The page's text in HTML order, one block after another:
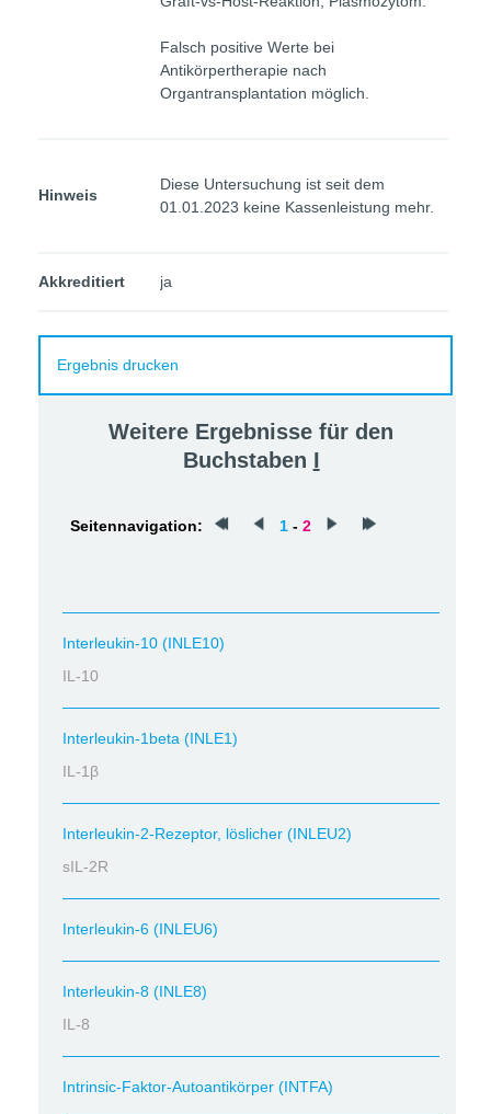
Falsch positive Werte bei
Antikörpertherapie nach
Organtransplantation möglich.
Hinweis
Diese Untersuchung ist seit dem
01.01.2023 keine Kassenleistung mehr.
Akkreditiert ja
Ergebnis drucken
Weitere Ergebnisse für den
Buchstaben I
Seitennavigation: 1 - 2
Interleukin-10 (INLE10)
IL-10
Interleukin-1beta (INLE1)
IL-1β
Interleukin-2-Rezeptor, löslicher (INLEU2)
sIL-2R
Interleukin-6 (INLEU6)
Interleukin-8 (INLE8)
IL-8
Intrinsic-Faktor-Autoantikörper (INTFA)